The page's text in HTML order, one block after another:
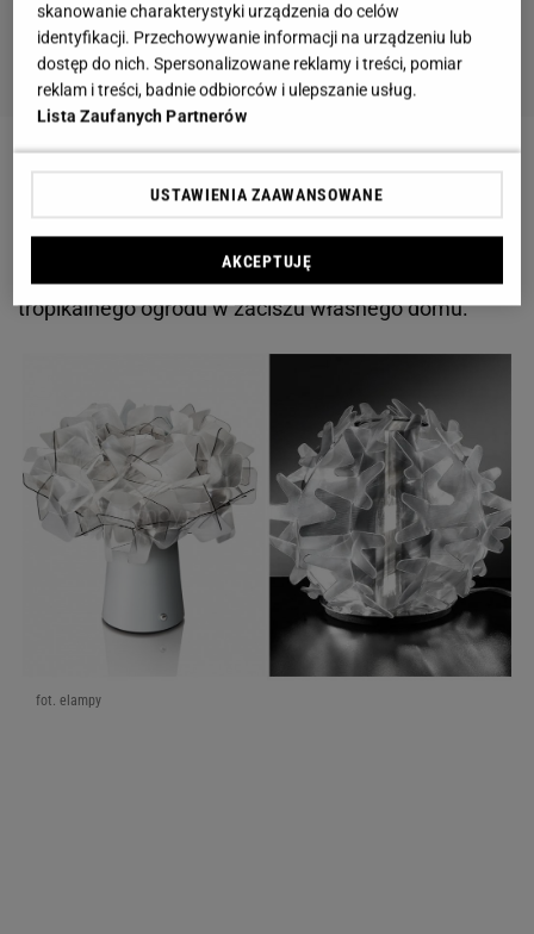
Jednym z bardziej zaskakujących projektów są
oryginalne lampy w kształcie kaktusa. Oświetlenie
przywołuje na myśl atmosferę egzotycznych krain.
Dzięki takim projektom można stworzyć klimat
tropikalnego ogrodu w zaciszu własnego domu.
fot. elampy
skanowanie charakterystyki urządzenia do celów
identyfikacji. Przechowywanie informacji na urządzeniu lub
dostęp do nich. Spersonalizowane reklamy i treści, pomiar
reklam i treści, badnie odbiorców i ulepszanie usług.
Lista Zaufanych Partnerów
USTAWIENIA ZAAWANSOWANE
AKCEPTUJĘ